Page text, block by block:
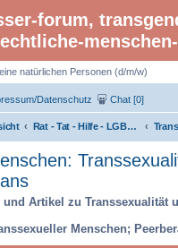
forum,
natürlichen Personen (d/m/w)
Datenschutz Chat [0]
Rat - Tat - Hilfe - LGBTI Rights - Infos
Artikel zu Transsexualität
Menschen;